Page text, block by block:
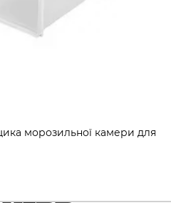
морозильної камери для